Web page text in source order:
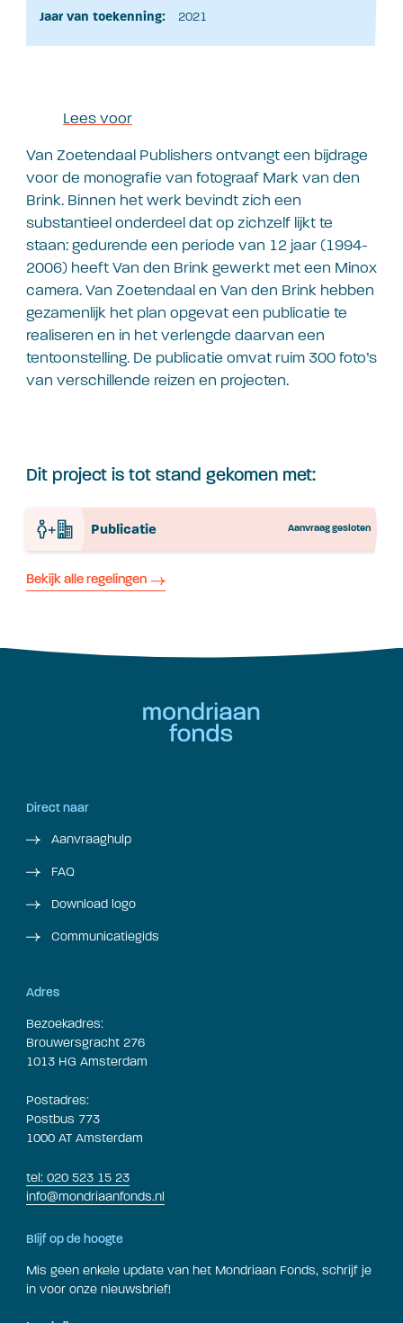
Jaar van toekenning:
2021
Lees voor
Van Zoetendaal Publishers ontvangt een bijdrage
voor de monografie van fotograaf Mark van den
Brink. Binnen het werk bevindt zich een
substantieel onderdeel dat op zichzelf lijkt te
staan: gedurende een periode van 12 jaar (1994-
2006) heeft Van den Brink gewerkt met een Minox
camera. Van Zoetendaal en Van den Brink hebben
gezamenlijk het plan opgevat een publicatie te
realiseren en in het verlengde daarvan een
tentoonstelling. De publicatie omvat ruim 300 foto’s
van verschillende reizen en projecten.
Dit project is tot stand gekomen met:
Publicatie Aanvraag gesloten
Bekijk alle regelingen
Direct naar
Aanvraaghulp
FAQ
Download logo
Communicatiegids
Adres
Bezoekadres:
Brouwersgracht 276
1013 HG Amsterdam
Postadres:
Postbus 773
1000 AT Amsterdam
tel: 020 523 15 23
info@mondriaanfonds.nl
Blijf op de hoogte
Mis geen enkele update van het Mondriaan Fonds, schrijf je
in voor onze nieuwsbrief!